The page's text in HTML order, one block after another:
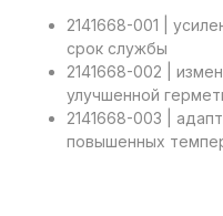
2141668-001 |
срок службы
2141668-002 |
улучшенной
2141668-003 |
повышенных